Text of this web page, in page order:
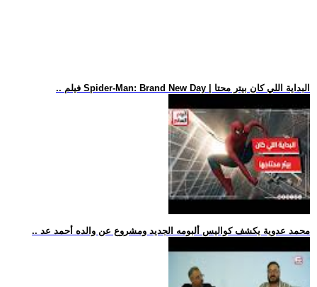
.. فيلم Spider-Man: Brand New Day | البداية اللي كان بيتر محتا
.. محمد عدوية يكشف كواليس ألبومه الجديد ومشروع عن والده أحمد عد